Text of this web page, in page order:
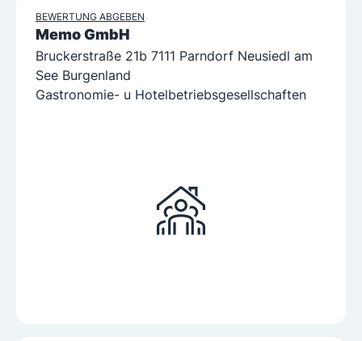
BEWERTUNG ABGEBEN
Memo GmbH
Bruckerstraße 21b 7111 Parndorf Neusiedl am
See Burgenland
Gastronomie- u Hotelbetriebsgesellschaften